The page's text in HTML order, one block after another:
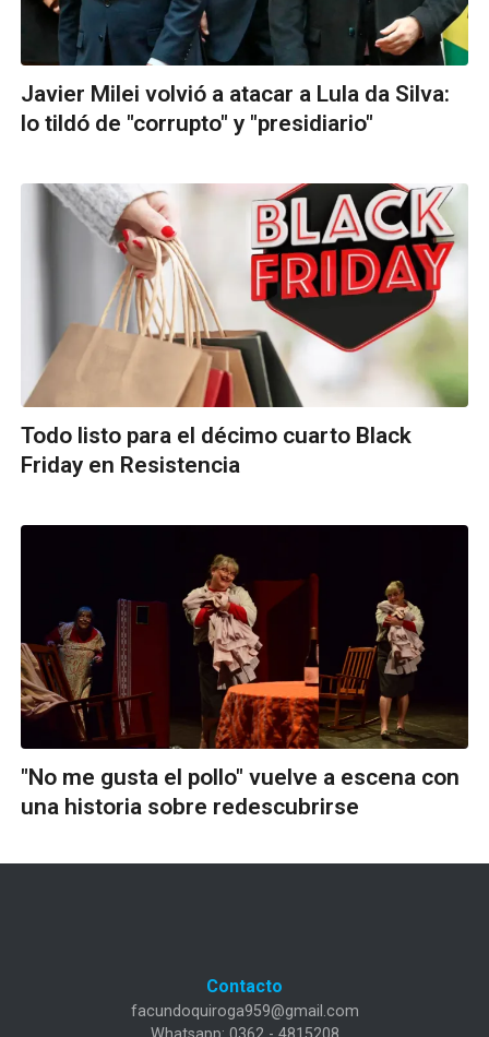
Javier Milei volvió a atacar a Lula da Silva:
lo tildó de "corrupto" y "presidiario"
Todo listo para el décimo cuarto Black
Friday en Resistencia
"No me gusta el pollo" vuelve a escena con
una historia sobre redescubrirse
Contacto
facundoquiroga959@gmail.com